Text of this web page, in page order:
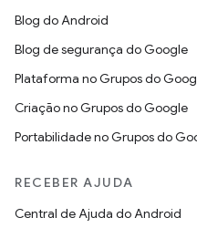
Blog do Android
Blog de segurança do Google
Plataforma no Grupos do
Criação no Grupos do Google
Portabilidade no Grupos do
RECEBER AJUDA
Central de Ajuda do Android